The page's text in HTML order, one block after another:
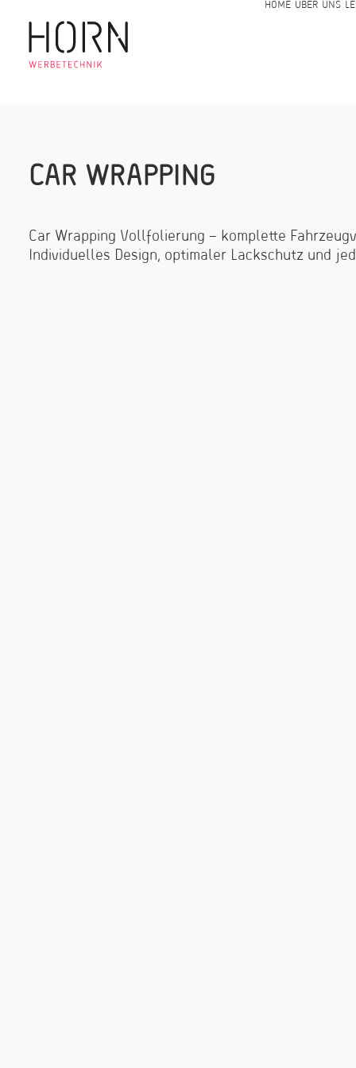
HOME ÜBER UNS
CAR WRAPPING
Car Wrapping Vollfolierung – komplette
Individuelles Design, optimaler Lackschutz und